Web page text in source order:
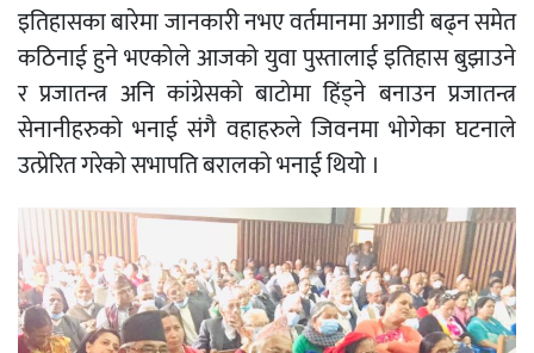
इतिहासका बारेमा जानकारी नभए वर्तमानमा अगाडी बढ्न समेत
कठिनाई हुने भएकोले आजको युवा पुस्तालाई इतिहास बुझाउने
र प्रजातन्त्र अनि कांग्रेसको बाटोमा हिंड्ने बनाउन प्रजातन्त्र
सेनानीहरुको भनाई संगै वहाहरुले जिवनमा भोगेका घटनाले
उत्प्रेरित गरेको सभापति बरालको भनाई थियो ।